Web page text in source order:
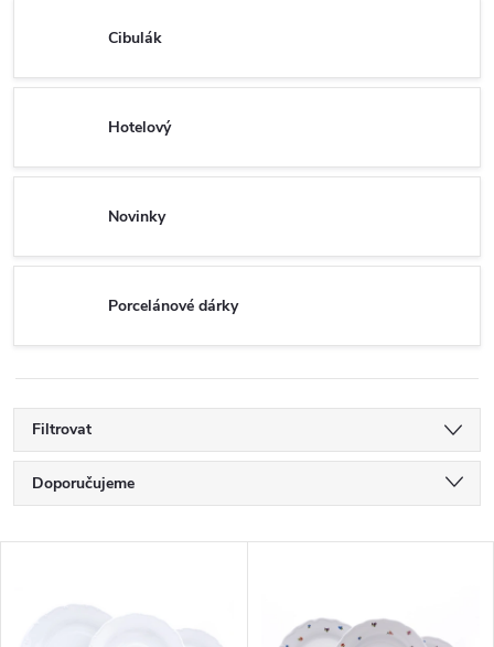
Cibulák
Hotelový
Novinky
Porcelánové dárky
Filtrovat
Ř
a
Doporučujeme
Nejprodávanější